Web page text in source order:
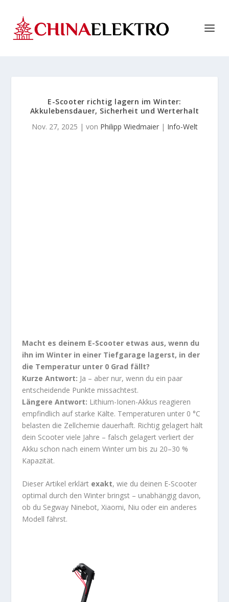
E-Scooter richtig lagern im Winter:
Akkulebensdauer, Sicherheit und Werterhalt
Nov. 27, 2025 | von Philipp Wiedmaier| Info-Welt
Macht es deinem E-Scooter etwas aus, wenn du
ihn im Winter in einer Tiefgarage lagerst, in der
die Temperatur unter 0 Grad fällt?
Kurze Antwort: Ja – aber nur, wenn du ein paar
entscheidende Punkte missachtest.
Längere Antwort: Lithium-Ionen-Akkus reagieren
empfindlich auf starke Kälte. Temperaturen unter 0 °C
belasten die Zellchemie dauerhaft. Richtig gelagert hält
dein Scooter viele Jahre – falsch gelagert verliert der
Akku schon nach einem Winter um bis zu 20–30 %
Kapazität.
Dieser Artikel erklärt exakt, wie du deinen E-Scooter
optimal durch den Winter bringst – unabhängig davon,
ob du Segway Ninebot, Xiaomi, Niu oder ein anderes
Modell fährst.